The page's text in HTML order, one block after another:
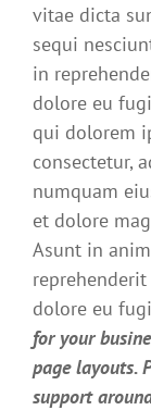
vitae dicta
sequi
in
dolore eu
qui dolorem
consectetur,
numquam
et dolore
Asunt in
dolore eu
for your
page layouts.
support